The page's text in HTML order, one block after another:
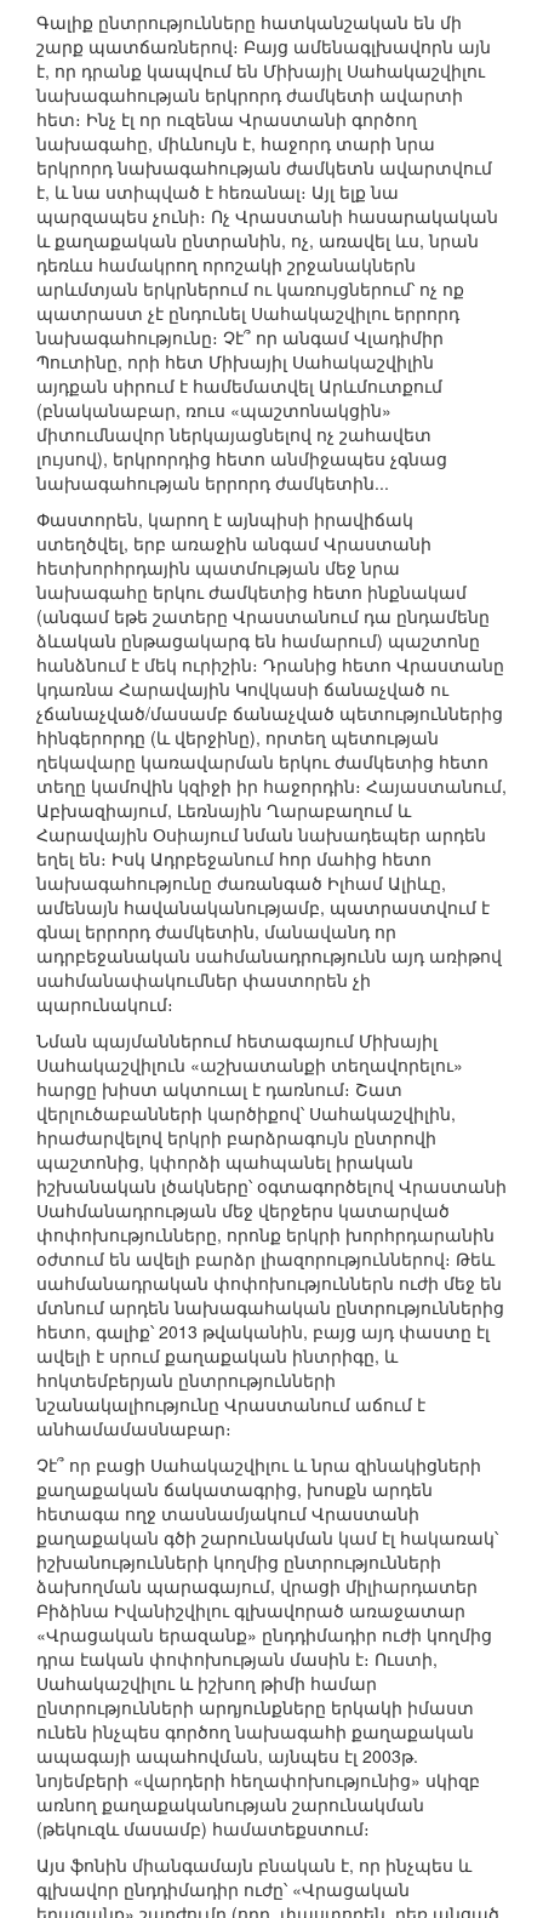
Գալիք ընտրությունները հատկանշական են մի
շարք պատճառներով։ Բայց ամենագլխավորն այն
է, որ դրանք կապվում են Միխայիլ Սահակաշվիլու
նախագահության երկրորդ ժամկետի ավարտի
հետ։ Ինչ էլ որ ուզենա Վրաստանի գործող
նախագահը, միևնույն է, հաջորդ տարի նրա
երկրորդ նախագահության ժամկետն ավարտվում
է, և նա ստիպված է հեռանալ։ Այլ ելք նա
պարզապես չունի։ Ոչ Վրաստանի հասարակական
և քաղաքական ընտրանին, ոչ, առավել ևս, նրան
դեռևս համակրող որոշակի շրջանակներն
արևմտյան երկրներում ու կառույցներում՝ ոչ ոք
պատրաստ չէ ընդունել Սահակաշվիլու երրորդ
նախագահությունը։ Չէ՞ որ անգամ Վլադիմիր
Պուտինը, որի հետ Միխայիլ Սահակաշվիլին
այդքան սիրում է համեմատվել Արևմուտքում
(բնականաբար, ռուս «պաշտոնակցին»
միտումնավոր ներկայացնելով ոչ շահավետ
լույսով), երկրորդից հետո անմիջապես չգնաց
նախագահության երրորդ ժամկետին...
Փաստորեն, կարող է այնպիսի իրավիճակ
ստեղծվել, երբ առաջին անգամ Վրաստանի
հետխորհրդային պատմության մեջ նրա
նախագահը երկու ժամկետից հետո ինքնակամ
(անգամ եթե շատերը Վրաստանում դա ընդամենը
ձևական ընթացակարգ են համարում) պաշտոնը
հանձնում է մեկ ուրիշին։ Դրանից հետո Վրաստանը
կդառնա Հարավային Կովկասի ճանաչված ու
չճանաչված/մասամբ ճանաչված պետություններից
հինգերորդը (և վերջինը), որտեղ պետության
ղեկավարը կառավարման երկու ժամկետից հետո
տեղը կամովին կզիջի իր հաջորդին։ Հայաստանում,
Աբխազիայում, Լեռնային Ղարաբաղում և
Հարավային Օսիայում նման նախադեպեր արդեն
եղել են։ Իսկ Ադրբեջանում հոր մահից հետո
նախագահությունը ժառանգած Իլհամ Ալիևը,
ամենայն հավանականությամբ, պատրաստվում է
գնալ երրորդ ժամկետին, մանավանդ որ
ադրբեջանական սահմանադրությունն այդ առիթով
սահմանափակումներ փաստորեն չի
պարունակում։
Նման պայմաններում հետագայում Միխայիլ
Սահակաշվիլուն «աշխատանքի տեղավորելու»
հարցը խիստ ակտուալ է դառնում։ Շատ
վերլուծաբանների կարծիքով՝ Սահակաշվիլին,
հրաժարվելով երկրի բարձրագույն ընտրովի
պաշտոնից, կփորձի պահպանել իրական
իշխանական լծակները՝ օգտագործելով Վրաստանի
Սահմանադրության մեջ վերջերս կատարված
փոփոխությունները, որոնք երկրի խորհրդարանին
օժտում են ավելի բարձր լիազորություններով։ Թեև
սահմանադրական փոփոխություններն ուժի մեջ են
մտնում արդեն նախագահական ընտրություններից
հետո, գալիք՝ 2013 թվականին, բայց այդ փաստը էլ
ավելի է սրում քաղաքական ինտրիգը, և
հոկտեմբերյան ընտրությունների
նշանակալիությունը Վրաստանում աճում է
անհամամասնաբար։
Չէ՞ որ բացի Սահակաշվիլու և նրա զինակիցների
քաղաքական ճակատագրից, խոսքն արդեն
հետագա ողջ տասնամյակում Վրաստանի
քաղաքական գծի շարունակման կամ էլ հակառակ՝
իշխանությունների կողմից ընտրությունների
ձախողման պարագայում, վրացի միլիարդատեր
Բիձինա Իվանիշվիլու գլխավորած առաջատար
«Վրացական երազանք» ընդդիմադիր ուժի կողմից
դրա էական փոփոխության մասին է։ Ուստի,
Սահակաշվիլու և իշխող թիմի համար
ընտրությունների արդյունքները երկակի իմաստ
ունեն ինչպես գործող նախագահի քաղաքական
ապագայի ապահովման, այնպես էլ 2003թ.
նոյեմբերի «վարդերի հեղափոխությունից» սկիզբ
առնող քաղաքականության շարունակման
(թեկուզև մասամբ) համատեքստում։
Այս ֆոնին միանգամայն բնական է, որ ինչպես և
գլխավոր ընդդիմադիր ուժը՝ «Վրացական